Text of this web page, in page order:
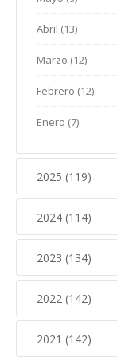
Abril (13)
Marzo (12)
Febrero (12)
Enero (7)
2025 (119)
Diciembre (12)
Noviembre (17)
Octubre (15)
Septiembre (5)
Agosto (5)
2024 (114)
Diciembre (10)
Noviembre (14)
Octubre (16)
2023 (134)
Diciembre (11)
Noviembre (12)
2022 (142)
Diciembre (15)
2021 (142)